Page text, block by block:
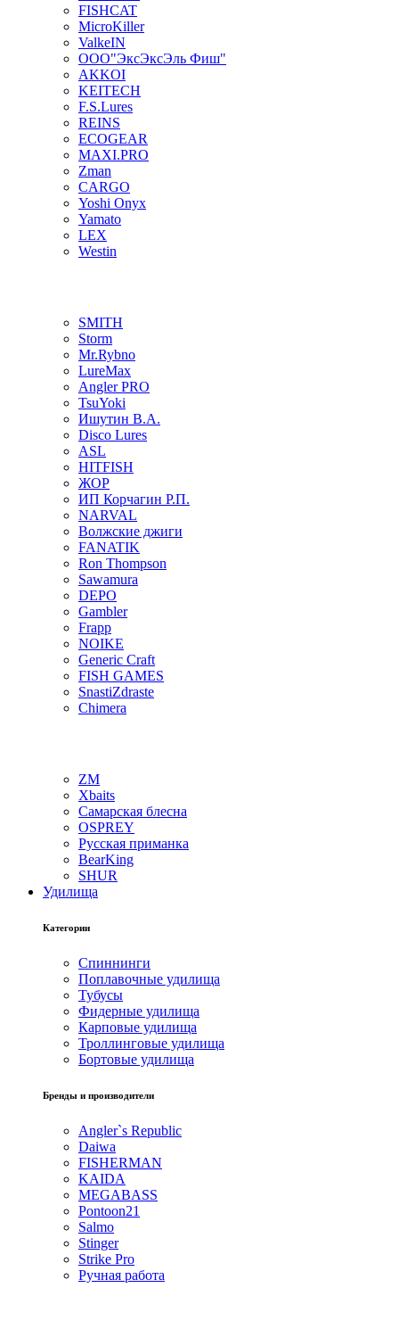
FISHCAT
MicroKiller
ValkeIN
ООО"ЭксЭксЭль Фиш"
AKKOI
KEITECH
F.S.Lures
REINS
ECOGEAR
MAXI.PRO
Zman
CARGO
Yoshi Onyx
Yamato
LEX
Westin
SMITH
Storm
Mr.Rybno
LureMax
Angler PRO
TsuYoki
Ишутин В.А.
Disco Lures
ASL
HITFISH
ЖОР
ИП Корчагин Р.П.
NARVAL
Волжские джиги
FANATIK
Ron Thompson
Sawamura
DEPO
Gambler
Frapp
NOIKE
Generic Craft
FISH GAMES
SnastiZdraste
Chimera
ZM
Xbaits
Самарская блесна
OSPREY
Русская приманка
BearKing
SHUR
Удилища
Категории
Спиннинги
Поплавочные удилища
Тубусы
Фидерные удилища
Карповые удилища
Троллинговые удилища
Бортовые удилища
Бренды и производители
Angler`s Republic
Daiwa
FISHERMAN
KAIDA
MEGABASS
Pontoon21
Salmo
Stinger
Strike Pro
Ручная работа